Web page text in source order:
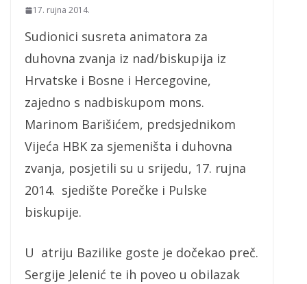
17. rujna 2014.
Sudionici susreta animatora za
duhovna zvanja iz nad/biskupija iz
Hrvatske i Bosne i Hercegovine,
zajedno s nadbiskupom mons.
Marinom Barišićem, predsjednikom
Vijeća HBK za sjemeništa i duhovna
zvanja, posjetili su u srijedu, 17. rujna
2014. sjedište Porečke i Pulske
biskupije.
U atriju Bazilike goste je dočekao preč.
Sergije Jelenić te ih poveo u obilazak